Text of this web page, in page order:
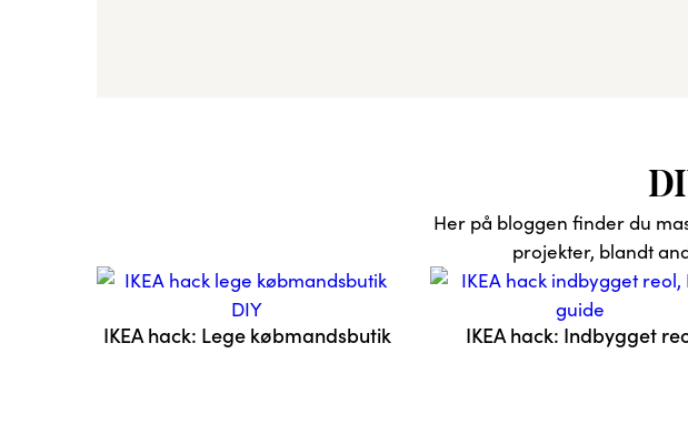
Her på bloggen finder du
projekter, blandt
IKEA hack: Lege købmandsbutik IKEA hack: Indbygget